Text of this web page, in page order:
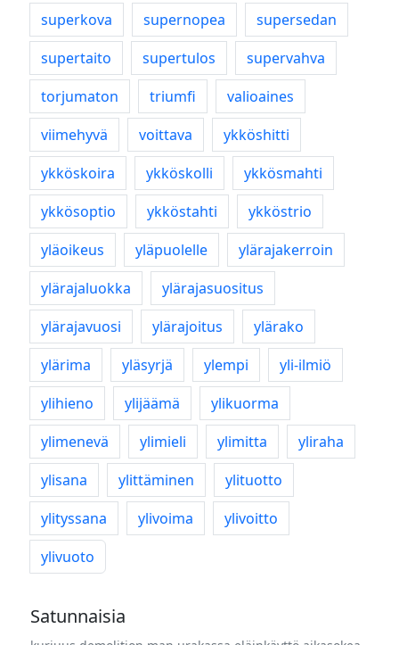
superkova
supernopea
supersedan
supertaito
supertulos
supervahva
torjumaton
triumfi
valioaines
viimehyvä
voittava
ykköshitti
ykköskoira
ykköskolli
ykkösmahti
ykkösoptio
ykköstahti
ykköstrio
yläoikeus
yläpuolelle
ylärajakerroin
ylärajaluokka
ylärajasuositus
ylärajavuosi
ylärajoitus
ylärako
ylärima
yläsyrjä ylempi
yli-ilmiö
ylihieno
ylijäämä
ylikuorma
ylimenevä
ylimieli ylimitta
yliraha
ylisana
ylittäminen
ylituotto
ylityssana
ylivoima
ylivoitto
ylivuoto
Satunnaisia